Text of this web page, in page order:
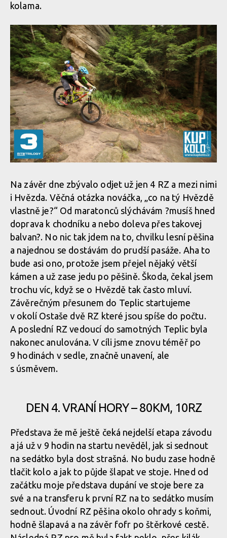
kolama.
Na závěr dne zbývalo odjet už jen 4 RZ a mezi nimi
i Hvězda. Věčná otázka nováčka, „co na tý Hvězdě
vlastně je?“ Od maratonců slýchávám ?musíš hned
doprava k chodníku a nebo doleva přes takovej
balvan?. No nic tak jdem na to, chvilku lesní pěšina
a najednou se dostávám do prudší pasáže. Aha to
bude asi ono, protože jsem přejel nějaký větší
kámen a už zase jedu po pěšině. Škoda, čekal jsem
trochu víc, když se o Hvězdě tak často mluví.
Závěrečným přesunem do Teplic startujeme
v okolí Ostaše dvě RZ které jsou spíše do počtu.
A poslední RZ vedoucí do samotných Teplic byla
nakonec anulována. V cíli jsme znovu téměř po
9 hodinách v sedle, značně unavení, ale
s úsměvem.
DEN 4. VRANÍ HORY – 80KM, 10RZ
Představa že mě ještě čeká nejdelší etapa závodu
a já už v 9 hodin na startu nevěděl, jak si sednout
na sedátko byla dost strašná. No budu zase hodně
tlačit kolo a jak to půjde šlapat ve stoje. Hned od
začátku moje představa dupání ve stoje bere za
své a na transferu k první RZ na to sedátko musím
sednout. Úvodní RZ pěšina okolo ohrady s koňmi,
hodně šlapavá a na závěr fofr po štěrkové cestě.